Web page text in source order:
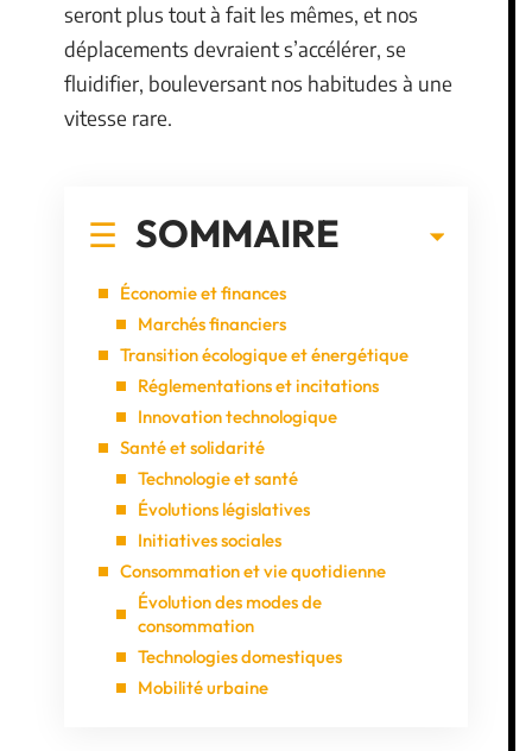
seront plus tout à fait les mêmes, et nos
déplacements devraient s’accélérer, se
fluidifier, bouleversant nos habitudes à une
vitesse rare.
SOMMAIRE
Économie et finances
Marchés financiers
Transition écologique et énergétique
Réglementations et incitations
Innovation technologique
Santé et solidarité
Technologie et santé
Évolutions législatives
Initiatives sociales
Consommation et vie quotidienne
Évolution des modes de
consommation
Technologies domestiques
Mobilité urbaine